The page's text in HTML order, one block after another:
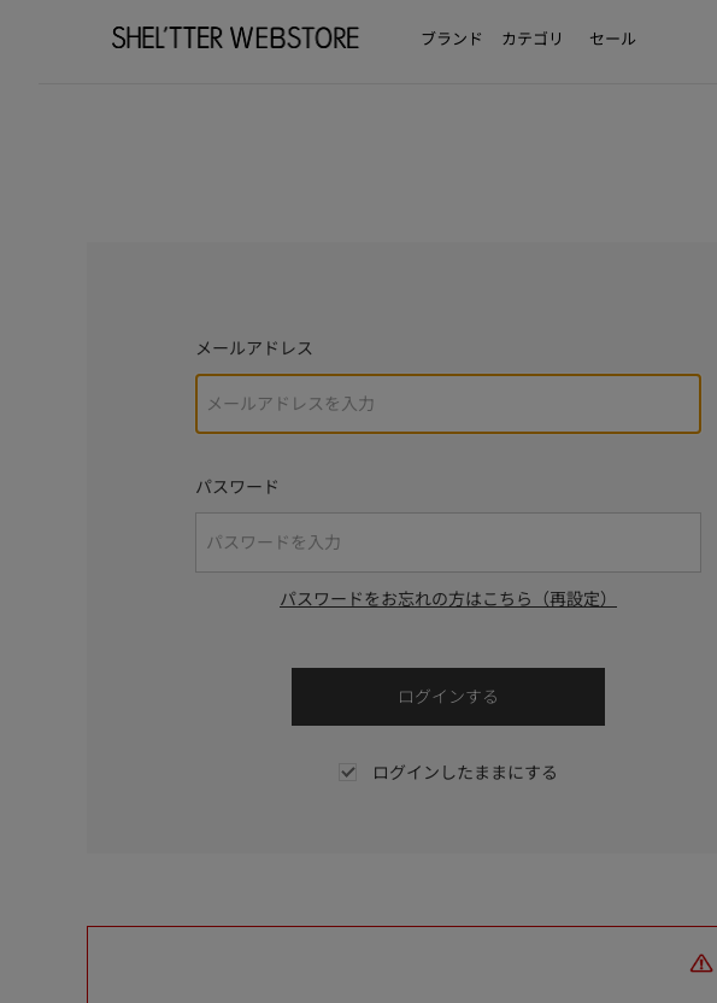
ブランド カテゴリ セール
メールアドレス
パスワード
パスワードをお忘れの方はこちら（再設定）
ログインしたままにする